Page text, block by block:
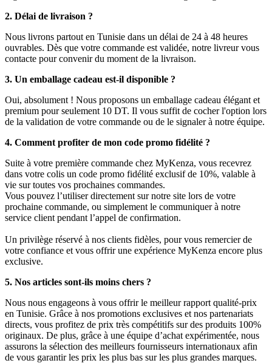
2. Délai de livraison ?
Nous livrons partout en Tunisie dans un délai de 24 à 48 heures
ouvrables. Dès que votre commande est validée, notre livreur vous
contacte pour convenir du moment de la livraison.
3. Un emballage cadeau est-il disponible ?
Oui, absolument ! Nous proposons un emballage cadeau élégant et
premium pour seulement 10 DT. Il vous suffit de cocher l'option lors
de la validation de votre commande ou de le signaler à notre équipe.
4. Comment profiter de mon code promo fidélité ?
Suite à votre première commande chez MyKenza, vous recevrez
dans votre colis un code promo fidélité exclusif de 10%, valable à
vie sur toutes vos prochaines commandes.
Vous pouvez l’utiliser directement sur notre site lors de votre
prochaine commande, ou simplement le communiquer à notre
service client pendant l’appel de confirmation.
Un privilège réservé à nos clients fidèles, pour vous remercier de
votre confiance et vous offrir une expérience MyKenza encore plus
exclusive.
5. Nos articles sont-ils moins chers ?
Nous nous engageons à vous offrir le meilleur rapport qualité-prix
en Tunisie. Grâce à nos promotions exclusives et nos partenariats
directs, vous profitez de prix très compétitifs sur des produits 100%
originaux. De plus, grâce à une équipe d’achat expérimentée, nous
assurons la sélection des meilleurs fournisseurs internationaux afin
de vous garantir les prix les plus bas sur les plus grandes marques.